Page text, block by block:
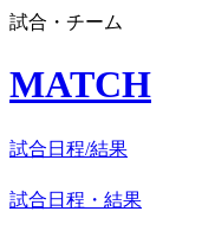
試合・チーム
MATCH
試合日程/結果
試合日程・結果